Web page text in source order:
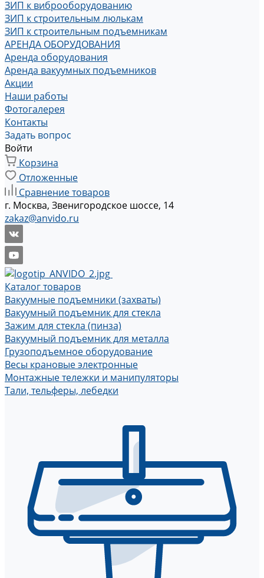
ЗИП к виброоборудованию
ЗИП к строительным люлькам
ЗИП к строительным подъемникам
АРЕНДА ОБОРУДОВАНИЯ
Аренда оборудования
Аренда вакуумных подъемников
Акции
Наши работы
Фотогалерея
Контакты
Задать вопрос
Войти
Корзина
Отложенные
Сравнение товаров
г. Москва, Звенигородское шоссе, 14
zakaz@anvido.ru
Каталог товаров
Вакуумные подъемники (захваты)
Вакуумный подъемник для стекла
Зажим для стекла (пинза)
Вакуумный подъемник для металла
Грузоподъемное оборудование
Весы крановые электронные
Монтажные тележки и манипуляторы
Тали, тельферы, лебедки